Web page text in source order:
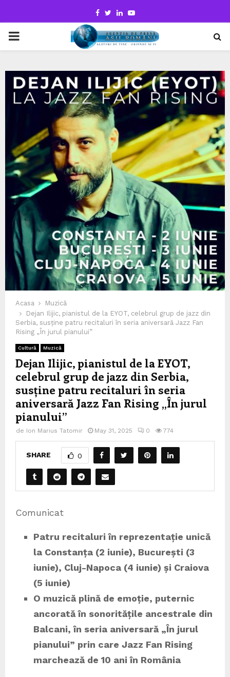
Facebook
TwitterLinkedinYoutube
PRIMARY
Acasa
Muzică
Dejan Ilijic, pianistul de la EYOT, celebrul grup de jazz din
Serbia, susține patru recitaluri în seria aniversară Jazz Fan
Rising „În jurul pianului”
Cultură Muzică
Dejan Ilijic, pianistul de la EYOT,
celebrul grup de jazz din Serbia,
susține patru recitaluri în seria
aniversară Jazz Fan Rising „În jurul
pianului”
de Ion Marius Tatomir May 31, 2025 0 774
SHARE 0
Comunicat
Patru recitaluri în reprezentație unică
la Constanța (2 iunie), București (3
iunie), Cluj-Napoca (4 iunie) și Craiova
(5 iunie)
O muzică plină de emoție, puternic
ancorată în sonoritățile ancestrale din
Balcani, în seria aniversară „În jurul
pianului” prin care Jazz Fan Rising
marchează de 10 ani în România